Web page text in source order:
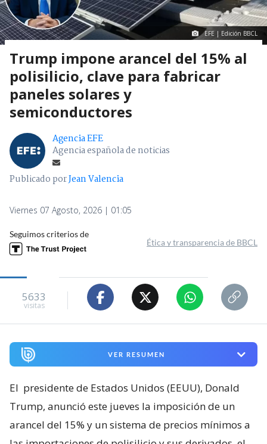
EFE | Edición BBCL
Trump impone arancel del 15% al
polisilicio, clave para fabricar
paneles solares y
semiconductores
Agencia EFE
Agencia española de noticias
Publicado porJean Valencia
Viernes 07 Agosto, 2026 | 01:05
Seguimos criterios de
Ética y transparencia de BBCL
5633
visitas
VER RESUMEN
El presidente de Estados Unidos (EEUU), Donald
Trump, anunció este jueves la imposición de un
arancel del 15% y un sistema de precios mínimos a